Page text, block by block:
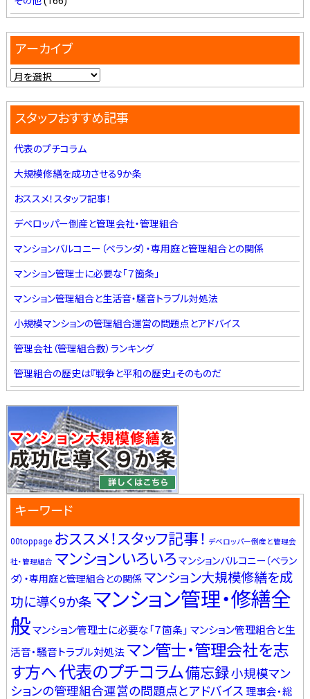
アーカイブ
スタッフおすすめ記事
代表のプチコラム
大規模修繕を成功させる9か条
おススメ！スタッフ記事！
デベロッパー倒産と管理会社・管理組合
マンションバルコニー（ベランダ）・専用庭と管理組合との関係
マンション管理士に必要な「７箇条」
マンション管理組合と生活音・騒音トラブル対処法
小規模マンションの管理組合運営の問題点とアドバイス
管理会社（管理組合数）ランキング
管理組合の歴史は『戦争と平和の歴史』そのものだ
キーワード
00toppage おススメ！スタッフ記事！ デベロッパー倒産と管理会
社・管理組合 マンションいろいろ マンションバルコニー（ベラン
ダ）・専用庭と管理組合との関係 マンション大規模修繕を成
功に導く9か条マンション管理・修繕全
般マンション管理士に必要な「７箇条」 マンション管理組合と生
活音・騒音トラブル対処法 マン管士・管理会社を志
す方へ代表のプチコラム備忘録小規模マン
ションの管理組合運営の問題点とアドバイス 理事会・総